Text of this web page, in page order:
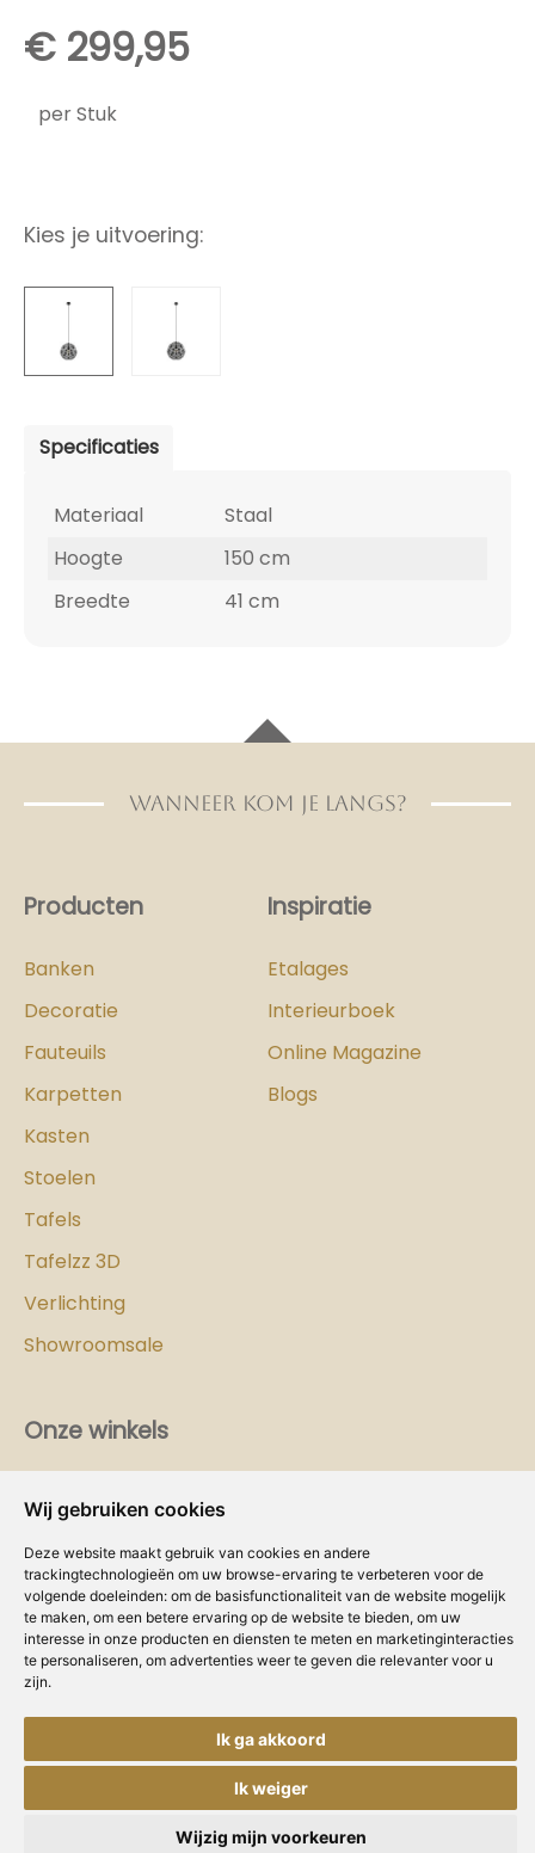
Wij gebruiken cookies
Deze website maakt gebruik van cookies en andere
trackingtechnologieën om uw browse-ervaring te verbeteren voor de
volgende doeleinden: om de basisfunctionaliteit van de website mogelijk
te maken, om een betere ervaring op de website te bieden, om uw
interesse in onze producten en diensten te meten en marketinginteracties
te personaliseren, om advertenties weer te geven die relevanter voor u
zijn.
Ik ga akkoord
Ik weiger
Wijzig mijn voorkeuren
€ 299,95
per Stuk
Kies je uitvoering:
Specificaties
Materiaal
Staal
Hoogte
150 cm
Breedte
41 cm
WANNEER KOM JE LANGS?
Producten
Banken
Decoratie
Fauteuils
Karpetten
Kasten
Stoelen
Tafels
Tafelzz 3D
Verlichting
Showroomsale
Inspiratie
Etalages
Interieurboek
Online Magazine
Blogs
Onze winkels
Dealer worden?
Volg ons
Copyright © Concepts & Companies BV.
Alle rechten voorbehouden.
Privacybeleid|Disclaimer| Cookies